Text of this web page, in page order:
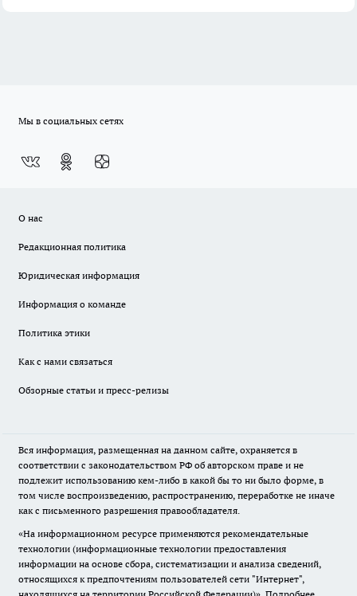
Мы в социальных сетях
О нас
Редакционная политика
Юридическая информация
Информация о команде
Политика этики
Как с нами связаться
Обзорные статьи и пресс-релизы
Вся информация, размещенная на данном сайте, охраняется в
соответствии с законодательством РФ об авторском праве и не
подлежит использованию кем-либо в какой бы то ни было форме, в
том числе воспроизведению, распространению, переработке не иначе
как с письменного разрешения правообладателя.
«На информационном ресурсе применяются рекомендательные
технологии (информационные технологии предоставления
информации на основе сбора, систематизации и анализа сведений,
относящихся к предпочтениям пользователей сети "Интернет",